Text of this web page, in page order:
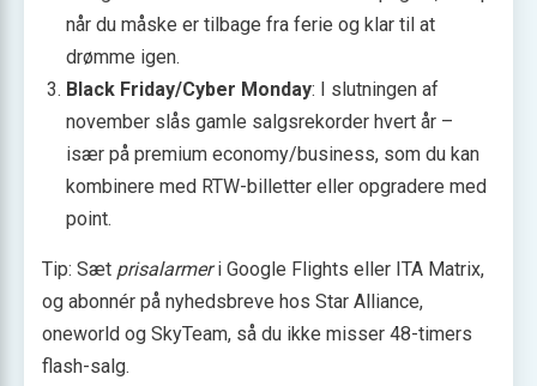
når du måske er tilbage fra ferie og klar til at
drømme igen.
Black Friday/Cyber Monday: I slutningen af
november slås gamle salgsrekorder hvert år –
især på premium economy/business, som du kan
kombinere med RTW-billetter eller opgradere med
point.
Tip: Sæt prisalarmeri Google Flights eller ITA Matrix,
og abonnér på nyhedsbreve hos Star Alliance,
oneworld og SkyTeam, så du ikke misser 48-timers
flash-salg.